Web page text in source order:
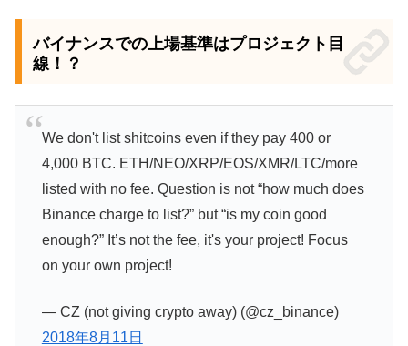
バイナンスでの上場基準はプロジェクト目
線！？
We don't list shitcoins even if they pay 400 or
4,000 BTC. ETH/NEO/XRP/EOS/XMR/LTC/more
listed with no fee. Question is not “how much does
Binance charge to list?” but “is my coin good
enough?” It’s not the fee, it's your project! Focus
on your own project!
— CZ (not giving crypto away) (@cz_binance)
2018年8月11日